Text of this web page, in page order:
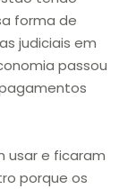
forma de
judiciais em
passou
usar e ficaram
porque os